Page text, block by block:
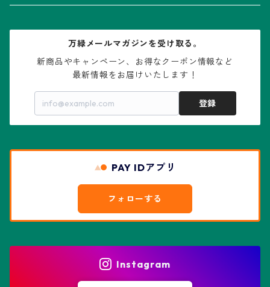
リザード・スキン兜
花園兜
エキノケレウス属
エキノプシス属
エリオシケ属
コノフィツム属
センナ属
パキポディウム属
フェネストラリア属
水石・景石
万緑メールマガジンを受け取る。
新商品やキャンペーン、お得なクーポン情報など
最新情報をお届けいたします！
登録
PAY IDアプリ
フォローする
Instagram